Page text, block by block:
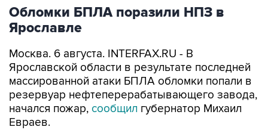
Обломки БПЛА поразили НПЗ в
Ярославле
Москва. 6 августа. INTERFAX.RU - В
Ярославской области в результате последней
массированной атаки БПЛА обломки попали в
резервуар нефтеперерабатывающего завода,
начался пожар, сообщил губернатор Михаил
Евраев.